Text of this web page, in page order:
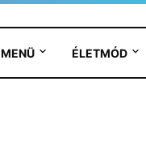
MENÜ ÉLETMÓD